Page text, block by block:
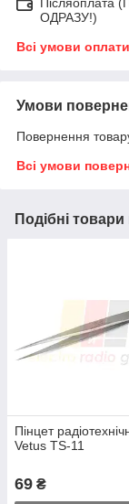
ОДРАЗУ!)
Всі умови оплати
Умови
Повернення
Всі умови
Подібні товари
Пінцет
Vetus TS-11
69 ₴